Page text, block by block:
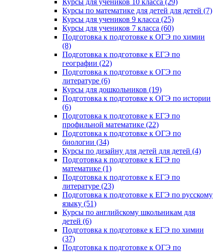
Курсы для учеников 10 класса (29)
Курсы по математике для детей для детей (7)
Курсы для учеников 9 класса (25)
Курсы для учеников 7 класса (60)
Подготовка к подготовке к ОГЭ по химии
(8)
Подготовка к подготовке к ЕГЭ по
географии (22)
Подготовка к подготовке к ОГЭ по
литературе (6)
Курсы для дошкольников (19)
Подготовка к подготовке к ОГЭ по истории
(6)
Подготовка к подготовке к ЕГЭ по
профильной математике (22)
Подготовка к подготовке к ОГЭ по
биологии (34)
Курсы по дизайну для детей для детей (4)
Подготовка к подготовке к ЕГЭ по
математике (1)
Подготовка к подготовке к ЕГЭ по
литературе (23)
Подготовка к подготовке к ЕГЭ по русскому
языку (51)
Курсы по английскому школьникам для
детей (6)
Подготовка к подготовке к ЕГЭ по химии
(37)
Подготовка к подготовке к ОГЭ по